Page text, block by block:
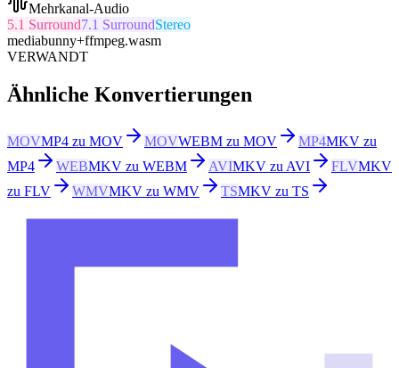
Mehrkanal-Audio
5.1 Surround7.1 SurroundStereo
mediabunny+ffmpeg.wasm
VERWANDT
Ähnliche Konvertierungen
MOVMP4 zu MOV MOVWEBM zu MOV MP4MKV zu
MP4
WEBMKV zu WEBM AVIMKV zu AVI FLVMKV
zu FLV
WMVMKV zu WMV TSMKV zu TS